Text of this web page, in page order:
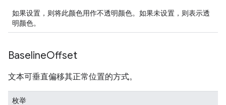
如果设置，则将此颜色用作不透明颜色。如果未设置，则表示透
明颜色。
BaselineOffset
文本可垂直偏移其正常位置的方式。
枚举